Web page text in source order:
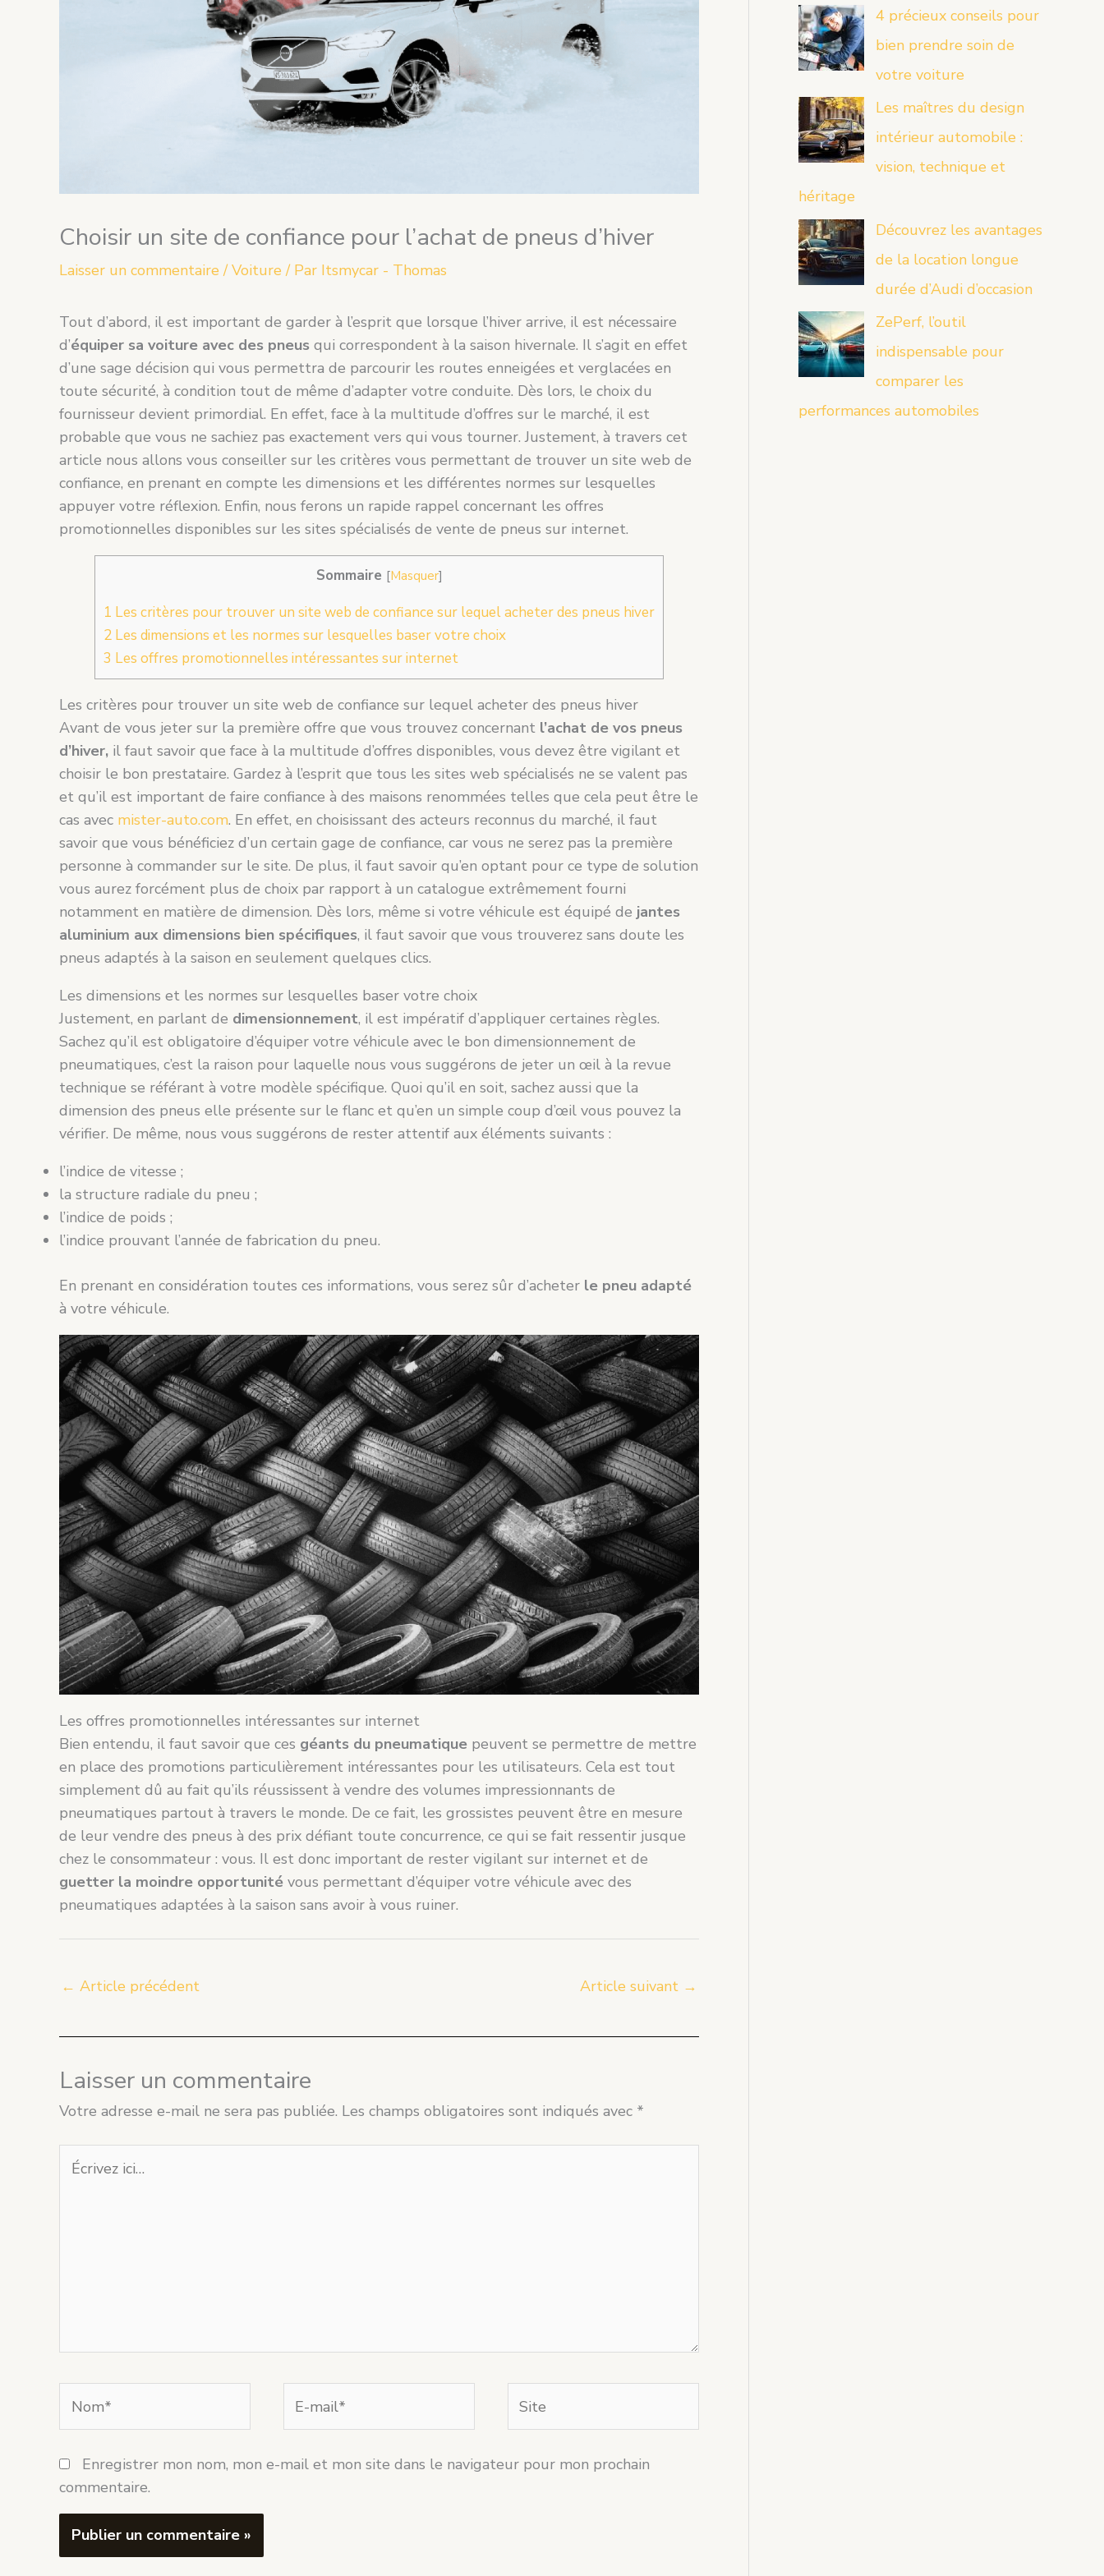
Choisir un site de confiance pour l’achat de pneus d’hiver
Laisser un commentaire /Voiture / Par Itsmycar - Thomas
Tout d’abord, il est important de garder à l’esprit que lorsque l’hiver arrive, il est nécessaire
d’équiper sa voiture avec des pneus qui correspondent à la saison hivernale. Il s’agit en effet
d’une sage décision qui vous permettra de parcourir les routes enneigées et verglacées en
toute sécurité, à condition tout de même d’adapter votre conduite. Dès lors, le choix du
fournisseur devient primordial. En effet, face à la multitude d’offres sur le marché, il est
probable que vous ne sachiez pas exactement vers qui vous tourner. Justement, à travers cet
article nous allons vous conseiller sur les critères vous permettant de trouver un site web de
confiance, en prenant en compte les dimensions et les différentes normes sur lesquelles
appuyer votre réflexion. Enfin, nous ferons un rapide rappel concernant les offres
promotionnelles disponibles sur les sites spécialisés de vente de pneus sur internet.
Sommaire [Masquer]
1 Les critères pour trouver un site web de confiance sur lequel acheter des pneus hiver
2 Les dimensions et les normes sur lesquelles baser votre choix
3 Les offres promotionnelles intéressantes sur internet
Les critères pour trouver un site web de confiance sur lequel acheter des pneus hiver
Avant de vous jeter sur la première offre que vous trouvez concernant l’achat de vos pneus
d’hiver, il faut savoir que face à la multitude d’offres disponibles, vous devez être vigilant et
choisir le bon prestataire. Gardez à l’esprit que tous les sites web spécialisés ne se valent pas
et qu’il est important de faire confiance à des maisons renommées telles que cela peut être le
cas avec mister-auto.com. En effet, en choisissant des acteurs reconnus du marché, il faut
savoir que vous bénéficiez d’un certain gage de confiance, car vous ne serez pas la première
personne à commander sur le site. De plus, il faut savoir qu’en optant pour ce type de solution
vous aurez forcément plus de choix par rapport à un catalogue extrêmement fourni
notamment en matière de dimension. Dès lors, même si votre véhicule est équipé de jantes
aluminium aux dimensions bien spécifiques, il faut savoir que vous trouverez sans doute les
pneus adaptés à la saison en seulement quelques clics.
Les dimensions et les normes sur lesquelles baser votre choix
Justement, en parlant de dimensionnement, il est impératif d’appliquer certaines règles.
Sachez qu’il est obligatoire d’équiper votre véhicule avec le bon dimensionnement de
pneumatiques, c’est la raison pour laquelle nous vous suggérons de jeter un œil à la revue
technique se référant à votre modèle spécifique. Quoi qu’il en soit, sachez aussi que la
dimension des pneus elle présente sur le flanc et qu’en un simple coup d’œil vous pouvez la
vérifier. De même, nous vous suggérons de rester attentif aux éléments suivants :
l’indice de vitesse ;
la structure radiale du pneu ;
l’indice de poids ;
l’indice prouvant l’année de fabrication du pneu.
En prenant en considération toutes ces informations, vous serez sûr d’acheter le pneu adapté
à votre véhicule.
Les offres promotionnelles intéressantes sur internet
Bien entendu, il faut savoir que ces géants du pneumatique peuvent se permettre de mettre
en place des promotions particulièrement intéressantes pour les utilisateurs. Cela est tout
simplement dû au fait qu’ils réussissent à vendre des volumes impressionnants de
pneumatiques partout à travers le monde. De ce fait, les grossistes peuvent être en mesure
de leur vendre des pneus à des prix défiant toute concurrence, ce qui se fait ressentir jusque
chez le consommateur : vous. Il est donc important de rester vigilant sur internet et de
guetter la moindre opportunité vous permettant d’équiper votre véhicule avec des
pneumatiques adaptées à la saison sans avoir à vous ruiner.
← Article précédent Article suivant →
Laisser un commentaire
Votre adresse e-mail ne sera pas publiée. Les champs obligatoires sont indiqués avec *
Écrivez
ici…
mail*
Enregistrer mon nom, mon e-mail et mon site dans le navigateur pour mon prochain
commentaire.
4 précieux conseils pour
bien prendre soin de
votre voiture
Les maîtres du design
intérieur automobile :
vision, technique et
héritage
Découvrez les avantages
de la location longue
durée d’Audi d’occasion
ZePerf, l’outil
indispensable pour
comparer les
performances automobiles